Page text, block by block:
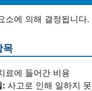
소에 의해 결정됩니다
목
료에 들어간 비용
: 사고로 인해 일하지